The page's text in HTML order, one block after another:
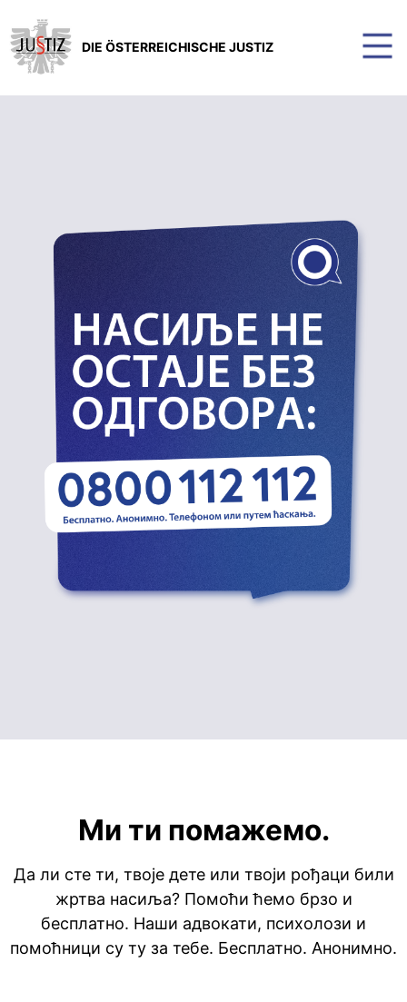
DIE ÖSTERREICHISCHE JUSTIZ
Ми ти помажемо.
Да ли сте ти, твоје дете или твоји рођаци били
жртва насиља? Помоћи ћемо брзо и
бесплатно. Наши адвокати, психолози и
помоћници су ту за тебе. Бесплатно. Анонимно.